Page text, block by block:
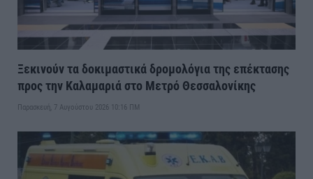
Ξεκινούν τα δοκιμαστικά δρομολόγια της επέκτασης
προς την Καλαμαριά στο Μετρό Θεσσαλονίκης
Παρασκευή, 7 Αυγούστου 2026 10:16 ΠΜ